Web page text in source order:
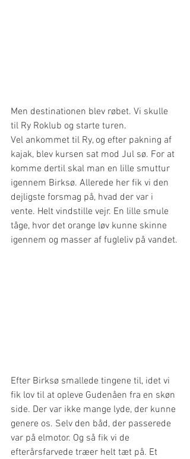
Men destinationen blev røbet. Vi skulle
til Ry Roklub og starte turen.
Vel ankommet til Ry, og efter pakning af
kajak, blev kursen sat mod Jul sø. For at
komme dertil skal man en lille smuttur
igennem Birksø. Allerede her fik vi den
dejligste forsmag på, hvad der var i
vente. Helt vindstille vejr. En lille smule
tåge, hvor det orange løv kunne skinne
igennem og masser af fugleliv på vandet.
Efter Birksø smallede tingene til, idet vi
fik lov til at opleve Gudenåen fra en skøn
side. Der var ikke mange lyde, der kunne
genere os. Selv den båd, der passerede
var på elmotor. Og så fik vi de
efterårsfarvede træer helt tæt på. Et